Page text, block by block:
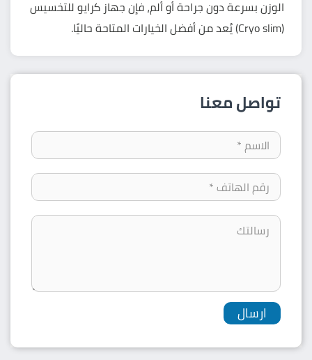
الوزن بسرعة دون جراحة أو ألم، فإن جهاز كرايو للتخسيس
(Cryo slim) يُعد من أفضل الخيارات المتاحة حاليًا.
تواصل معنا